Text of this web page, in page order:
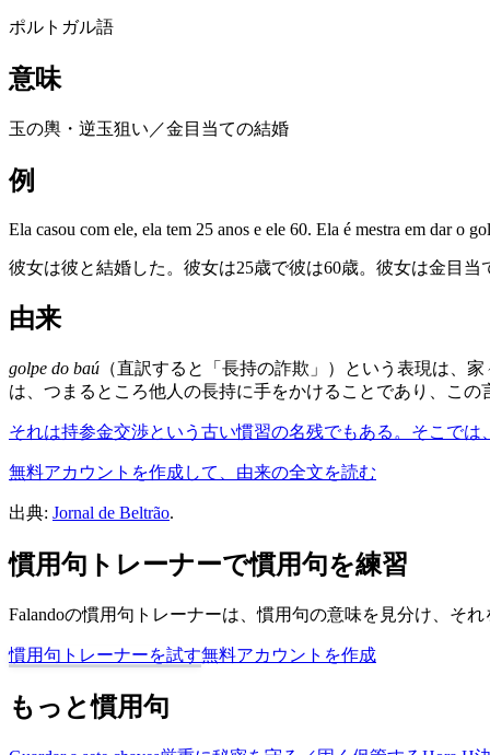
ポルトガル語
意味
玉の輿・逆玉狙い／金目当ての結婚
例
Ela casou com ele, ela tem 25 anos e ele 60. Ela é mestra em dar o
彼女は彼と結婚した。彼女は25歳で彼は60歳。彼女は金目当
由来
golpe do baú （直訳すると「長持の詐欺」）という表現は、
は、つまるところ他人の長持に手をかけることであり、こ
それは持参金交渉という古い慣習の名残でもある。そこで
無料アカウントを作成して、由来の全文を読む
出典: Jornal de Beltrão.
慣用句トレーナーで慣用句を練習
Falandoの慣用句トレーナーは、慣用句の意味を見分け、そ
慣用句トレーナーを試す無料アカウントを作成
もっと慣用句